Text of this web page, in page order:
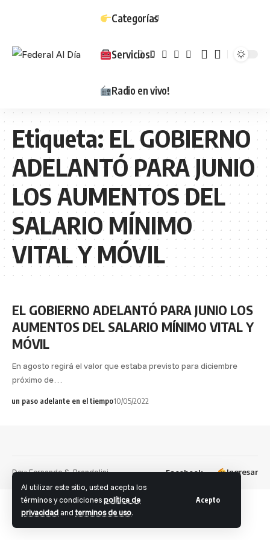
Al utilizar este sitio, usted acepta los
términos y condicionespolítica de
privacidad andterminos de uso.
Acepto
Categorías
Servicios
Radio en vivo!
Etiqueta: EL GOBIERNO
ADELANTÓ PARA JUNIO
LOS AUMENTOS DEL
SALARIO MÍNIMO
VITAL Y MÓVIL
EL GOBIERNO ADELANTÓ PARA JUNIO LOS
AUMENTOS DEL SALARIO MÍNIMO VITAL Y
MÓVIL
En agosto regirá el valor que estaba previsto para diciembre
próximo de…
un paso adelante en el tiempo10/05/2022
Dev: Fernando S. Brandolini Facebook Ingresar